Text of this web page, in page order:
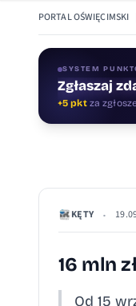
PORTAL OŚWIĘCIMSKI
SYSTEM
Zgłaszaj
+5 pktza
KĘTY •
16 mln
Od 15